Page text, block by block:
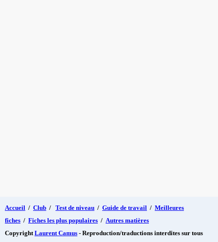
Accueil / Club / Test de niveau / Guide de travail / Meilleures
fiches / Fiches les plus populaires / Autres matières
Copyright Laurent Camus - Reproduction/traductions interdites sur tous